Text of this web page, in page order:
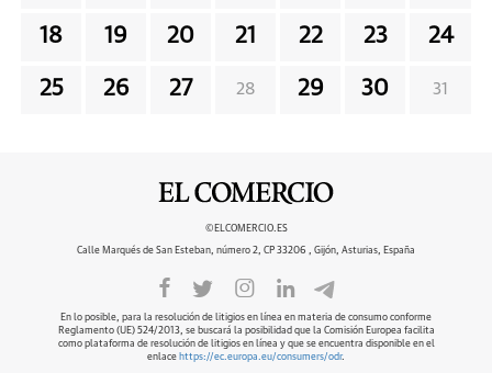
18 19 20 21 22 23 24
25 26 27 28 29 30 31
©ELCOMERCIO.ES
Calle Marqués de San Esteban, número 2, CP 33206 , Gijón, Asturias, España
En lo posible, para la resolución de litigios en línea en materia de consumo conforme
Reglamento (UE) 524/2013, se buscará la posibilidad que la Comisión Europea facilita
como plataforma de resolución de litigios en línea y que se encuentra disponible en el
enlace https://ec.europa.eu/consumers/odr.